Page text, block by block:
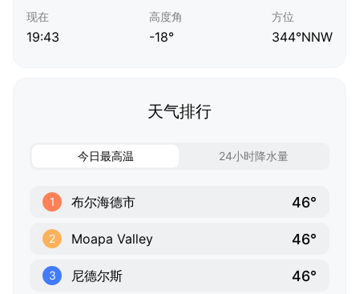
现在
19:43
高度角
-18°
方位
344°NNW
天气排行
今日最高温 24小时降水量
1 布尔海德市 46°
2 Moapa Valley 46°
3 尼德尔斯 46°